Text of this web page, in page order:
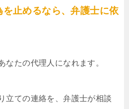
止めるなら、弁護士に依
なたの代理人になれます。
立ての連絡を、弁護士が相談